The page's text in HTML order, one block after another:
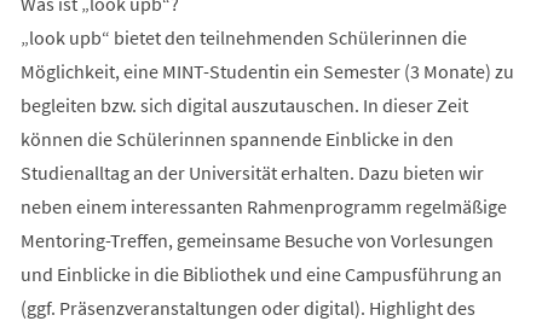
„look upb“ bietet den teilnehmenden Schülerinnen die
Möglichkeit, eine MINT-Studentin ein Semester (3 Monate) zu
begleiten bzw. sich digital auszutauschen. In dieser Zeit
können die Schülerinnen spannende Einblicke in den
Studienalltag an der Universität erhalten. Dazu bieten wir
neben einem interessanten Rahmenprogramm regelmäßige
Mentoring-Treffen, gemeinsame Besuche von Vorlesungen
und Einblicke in die Bibliothek und eine Campusführung an
(ggf. Präsenzveranstaltungen oder digital). Highlight des